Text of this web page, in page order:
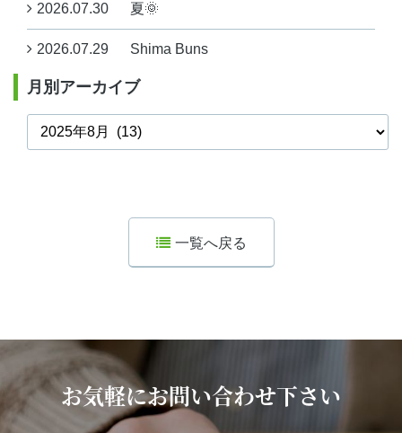
2026.07.30 夏🌞
2026.07.29 Shima Buns
月別アーカイブ
一覧へ戻る
お気軽にお問い合わせ下さい